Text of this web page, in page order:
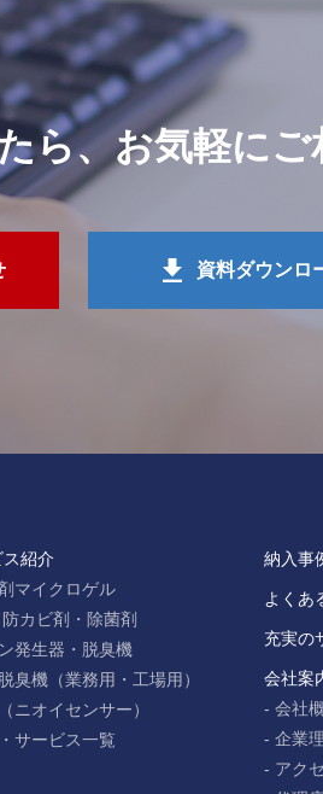
ら、お気軽にご
資料ダウンロ
紹介
マイクロゲル
カビ剤・除菌剤
発生器・脱臭機
臭機（業務用・工場用）
ニオイセンサー）
サービス一覧
納入事
よくあ
充実の
会社案
会社
企業
アク